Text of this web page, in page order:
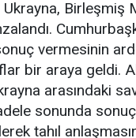
Birleşmiş
vermesinin
bir araya geldi.
arasındaki
sonunda
tahıl